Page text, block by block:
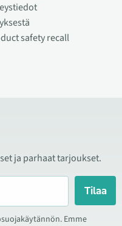
safety recall
ja parhaat tarjoukset.
Tilaa
Emme